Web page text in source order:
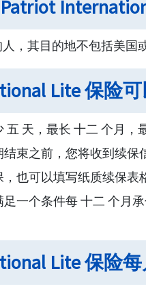
，其目的地不包括美国
Lite 保险
天，最长 十二 个月，
束之前，您将收到续保
也可以填写纸质续保表
一个条件每 十二 个月
Lite 保险